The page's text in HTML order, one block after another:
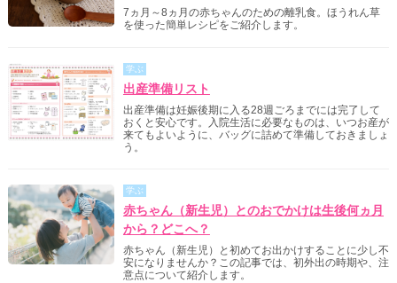
7ヵ月～8ヵ月の赤ちゃんのための離乳食。ほうれん草
を使った簡単レシピをご紹介します。
学ぶ
出産準備リスト
出産準備は妊娠後期に入る28週ごろまでには完了して
おくと安心です。入院生活に必要なものは、いつお産が
来てもよいように、バッグに詰めて準備しておきましょ
う。
学ぶ
赤ちゃん（新生児）とのおでかけは生後何ヵ月
から？どこへ？
赤ちゃん（新生児）と初めてお出かけすることに少し不
安になりませんか？この記事では、初外出の時期や、注
意点について紹介します。